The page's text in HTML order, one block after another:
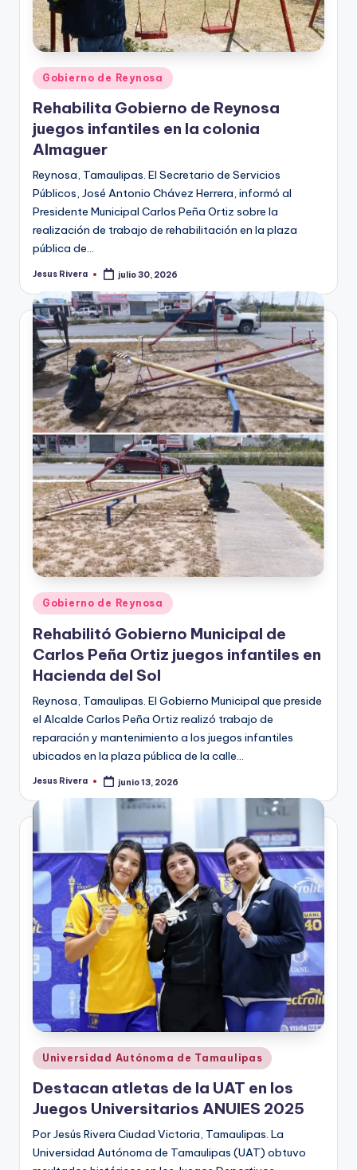
Publicado
en
Gobierno de Reynosa
Rehabilita Gobierno de Reynosa
juegos infantiles en la colonia
Almaguer
Reynosa, Tamaulipas. El Secretario de Servicios
Públicos, José Antonio Chávez Herrera, informó al
Presidente Municipal Carlos Peña Ortiz sobre la
realización de trabajo de rehabilitación en la plaza
pública de…
Publicado
Jesus Rivera julio 30, 2026
Publicado
en
Gobierno de Reynosa
Rehabilitó Gobierno Municipal de
Carlos Peña Ortiz juegos infantiles en
Hacienda del Sol
Reynosa, Tamaulipas. El Gobierno Municipal que preside
el Alcalde Carlos Peña Ortiz realizó trabajo de
reparación y mantenimiento a los juegos infantiles
ubicados en la plaza pública de la calle…
Publicado
Jesus Rivera junio 13, 2026
Publicado
en
Universidad Autónoma de Tamaulipas
Destacan atletas de la UAT en los
Juegos Universitarios ANUIES 2025
Por Jesús Rivera Ciudad Victoria, Tamaulipas. La
Universidad Autónoma de Tamaulipas (UAT) obtuvo